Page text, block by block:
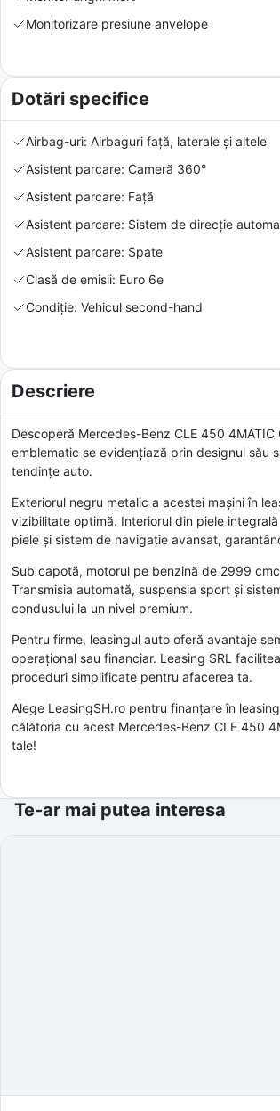
Monitorizare presiune anvelope
Dotări specifice
Airbag-uri: Airbaguri față, laterale și altele
Asistent parcare: Cameră 360°
Asistent parcare: Față
Asistent parcare: Sistem de direcție
Asistent parcare: Spate
Clasă de emisii: Euro 6e
Condiție: Vehicul second-hand
Descriere
Descoperă Mercedes-Benz CLE 450
emblematic se evidențiază prin designul său
tendințe auto.
Exteriorul negru metalic a acestei mașini în
vizibilitate optimă. Interiorul din piele
piele și sistem de navigație avansat,
Sub capotă, motorul pe benzină de 2999
Transmisia automată, suspensia sport și
condusului la un nivel premium.
Pentru firme, leasingul auto oferă avantaje
operațional sau financiar. Leasing SRL
proceduri simplificate pentru afacerea ta.
Alege LeasingSH.ro pentru finanțare în
călătoria cu acest Mercedes-Benz CLE 450
tale!
Te-ar mai putea interesa